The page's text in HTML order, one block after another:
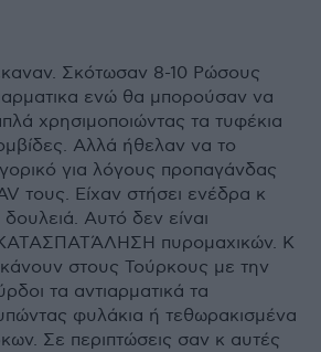
Σκότωσαν 8-10 Ρώσους
ενώ θα μπορούσαν να
χρησιμοποιώντας τα τυφέκια
Αλλά ήθελαν να το
για λόγους προπαγάνδας
τους. Είχαν στήσει ενέδρα κ
Αυτό δεν είναι
πυρομαχικών. Κ
κάνουν στους Τούρκους με την
τα αντιαρματικά τα
φυλάκια ή τεθωρακισμένα
Σε περιπτώσεις σαν κ αυτές